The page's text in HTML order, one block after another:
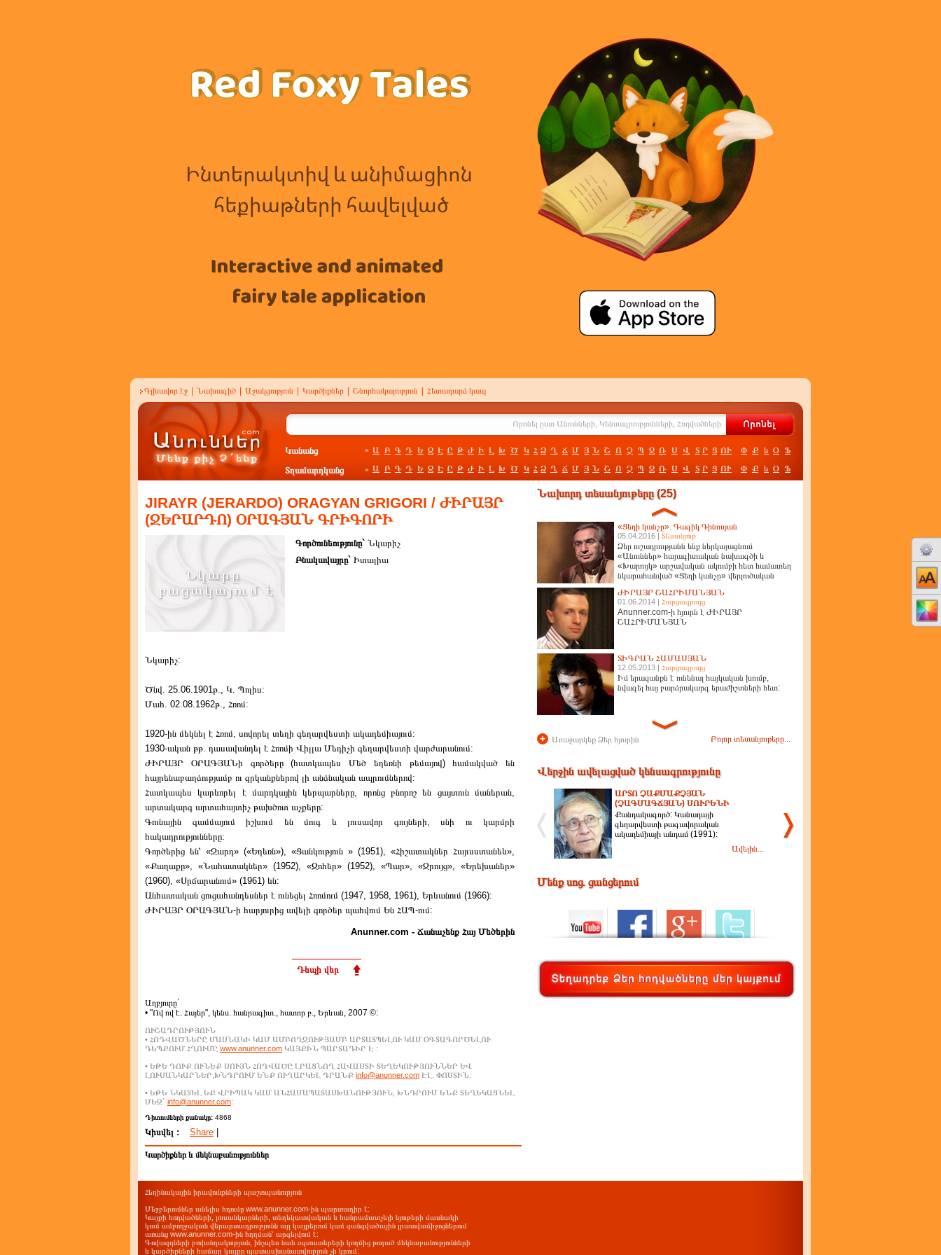
Գլխավոր էջ Նախագիծ Աջակցություն Կարծիքներ Շնորհակալություն Հետադարձ կապ
Կանանց » Ա Բ Գ Դ Ե Զ Է Ը Թ Ժ Ի Լ Խ Ծ Կ Հ Ձ Ղ Ճ Մ Յ Ն Շ Ո Չ Պ Ջ Ռ Ս Վ Տ Ր Ց ՈՒ Փ Ք և Օ Ֆ
Տղամարդկանց » Ա Բ Գ Դ Ե Զ Է Ը Թ Ժ Ի Լ Խ Ծ Կ Հ Ձ Ղ Ճ Մ Յ Ն Շ Ո Չ Պ Ջ Ռ Ս Վ Տ Ր Ց ՈՒ Փ Ք և Օ Ֆ
JIRAYR (JERARDO) ORAGYAN GRIGORI / ԺԻՐԱՅՐ
(ՋԵՐԱՐԴՈ) ՕՐԱԳՅԱՆ ԳՐԻԳՈՐԻ
Գործունեությունը` Նկարիչ
Բնակավայրը` Իտալիա
Նկարիչ:
Ծնվ. 25.06.1901թ., Կ. Պոլիս:
Մահ. 02.08.1962թ., Հռոմ:
1920-ին մեկնել է Հռոմ, սովորել տեղի գեղարվեստի ակադեմիայում:
1930-ական թթ. դասավանդել է Հռոմի Վիլլա Մեդիչի գեղարվեստի վարժարանում:
ԺԻՐԱՅՐ ՕՐԱԳՅԱՆի գործերը (հատկապես Մեծ եղեռնի թեմայով) համակված են
հայրենաբաղձությամբ ու զրկանքներով լի անձնական ապրումներով:
Հատկապես կարևորել է մարդկային կերպարները, որոնց բնորոշ են ցայտուն մաներան,
արտակարգ արտահայտիչ թախծոտ աչքերը:
Գունային գամմայում իշխում են մուգ և լուսավոր գույների, սնի ու կարմրի
հակադրությունները:
Գործերից են՝ «Ջարդ» («Եղեռն»), «Ցանկություն » (1951), «Հիշատակներ Հայւսստանեև»,
«Քաղաքը», «Նահատակներ» (1952), «Զոհեր» (1952), «Պար», «Զրույց», «Երեխաներ»
(1960), «Սրճարանում» (1961) ևն:
Անհատական ցուցահանդեսներ է ունեցել Հռոմում (1947, 1958, 1961), Երևանում (1966):
ԺԻՐԱՅՐ ՕՐԱԳՅԱՆ-ի հարյուրից ավելի գործեր պահվում Են ՀԱՊ-ում:
Anunner.com - Ճանաչենք Հայ Մեծերին
Դեպի վեր
Աղբյուրը`
• "Ով ով է. Հայեր", կենս. հանրագիտ., հատոր բ., Երևան, 2007 ©:
ՈՒՇԱԴՐՈՒԹՅՈՒՆ
• ՀՈԴՎԱԾՆԵՐԸ ՄԱՍՆԱԿԻ ԿԱՄ ԱՄԲՈՂՋՈՒԹՅԱՄԲ ԱՐՏԱՏՊԵԼՈՒ ԿԱՄ ՕԳՏԱԳՈՐԾԵԼՈՒ
ԴԵՊՔՈՒՄ ՀՂՈՒՄԸ www.anunner.com ԿԱՅՔԻՆ ՊԱՐՏԱԴԻՐ Է :
• ԵԹԵ ԴՈՒՔ ՈՒՆԵՔ ՍՈՒՅՆ ՀՈԴՎԱԾԸ ԼՐԱՑՆՈՂ ՀԱՎԱՍՏԻ ՏԵՂԵԿՈՒԹՅՈՒՆՆԵՐ ԵՎ
ԼՈՒՍԱՆԿԱՐՆԵՐ,ԽՆԴՐՈՒՄ ԵՆՔ ՈՒՂԱՐԿԵԼ ԴՐԱՆՔ info@anunner.com ԷԼ. ՓՈՍՏԻՆ:
• ԵԹԵ ՆԿԱՏԵԼ ԵՔ ՎՐԻՊԱԿ ԿԱՄ ԱՆՀԱՄԱՊԱՏԱՍԽԱՆՈՒԹՅՈՒՆ, ԽՆԴՐՈՒՄ ԵՆՔ ՏԵՂԵԿԱՑՆԵԼ
ՄԵԶ` info@anunner.com:
Դիտումների քանակը: 4868
Կիսվել : Share
Կարծիքներ և մեկնաբանություններ
Նախորդ տեսանյութերը (25)
«Ցեղի կանչը». Գագիկ Գինոսյան
05.04.2016 | Տեսանյութ
Ձեր ուշադրությանն ենք ներկայացնում
«Անուններ» հայագիտական նախագծի և
«Խարույկ» արշավական ակումբի հետ համատեղ
նկարահանված «Ցեղի կանչը» վերլուծական
ԺԻՐԱՅՐ ՇԱՀՐԻՄԱՆՅԱՆ
01.06.2014 | Հարցազրույց
Anunner.com-ի հյուրն է ԺԻՐԱՅՐ
ՇԱՀՐԻՄԱՆՅԱՆ
ՏԻԳՐԱՆ ՀԱՄԱՍՅԱՆ
12.05.2013 | Հարցազրույց
Իմ երազանքն է ունենալ հայկական խումբ,
նվագել հայ բարձրակարգ երաժիշտների հետ:
+ Առաջարկեք Ձեր հյուրին Բոլոր տեսանյութերը...
Վերջին ավելացված կենսագրությունը
ԱՐՏՈ ՉԱՔՄԱՔՉՅԱՆ
(ՉԱԳՄԱԳՃՅԱՆ) ՍՈՒՐԵՆԻ
Քանդակագործ: Կանադայի
գեղարվեստի թագավորական
ակադեմիայի անդամ (1991):
Ավելին...
Մենք սոց. ցանցերում
Հեղինակային իրավունքների պաշտպանություն
Մեջբերումներ անելիս հղումը www.anunner.com-ին պարտադիր է:
Կայքի հոդվածների, լուսանկարների, տեղեկատվական և հանրամատչելի նյութերի մասնակի
կամ ամբողջական վերարտադրությունն այլ կայքերում կամ զանգվածային լրատվամիջոցներում
առանց www.anunner.com-ին հղղման՝ արգելվում է:
Գովազդների բովանդակության, ինչպես նաև օգտատերերի կողմից թողած մեկնաբանությունների
և կարծիքների համար կայքը պատասխանատվություն չի կրում: